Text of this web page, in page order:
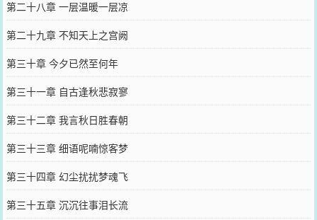
第二十八章 一层温暖一层凉
第二十九章 不知天上之宫阙
第三十章 今夕已然至何年
第三十一章 自古逢秋悲寂寥
第三十二章 我言秋日胜春朝
第三十三章 细语呢喃惊客梦
第三十四章 幻尘扰扰梦魂飞
第三十五章 沉沉往事泪长流